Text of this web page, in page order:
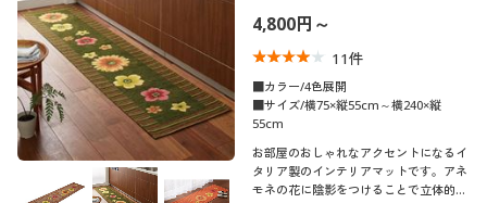
4,800円～
11件
■カラー/4色展開
■サイズ/横75×縦55cm～横240×縦
55cm
お部屋のおしゃれなアクセントになるイ
タリア製のインテリアマットです。アネ
モネの花に陰影をつけることで立体的な